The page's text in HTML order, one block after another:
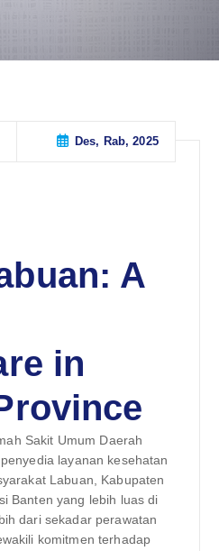
Des, Rab, 2025
A
in
Sakit Umum Daerah
layanan kesehatan
Labuan, Kabupaten
Banten yang lebih luas di
dari sekadar perawatan
komitmen terhadap